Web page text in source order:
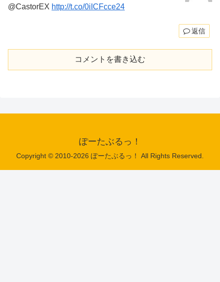
@CastorEX http://t.co/0iICFcce24
返信
コメントを書き込む
ぽーたぶるっ！
Copyright © 2010-2026 ぽーたぶるっ！ All Rights Reserved.